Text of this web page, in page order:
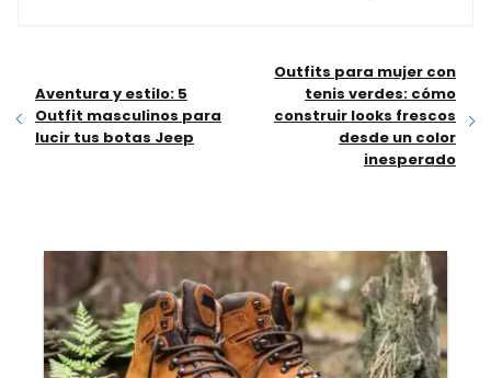
Aventura y estilo: 5
Outfit masculinos para
lucir tus botas Jeep
Outfits para mujer con
tenis verdes: cómo
construir looks frescos
desde un color
inesperado